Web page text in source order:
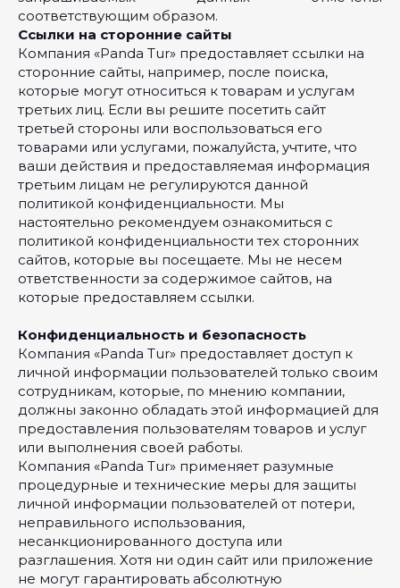
соответствующим образом.
Ссылки на сторонние сайты
Компания «Panda Tur» предоставляет ссылки на
сторонние сайты, например, после поиска,
которые могут относиться к товарам и услугам
третьих лиц. Если вы решите посетить сайт
третьей стороны или воспользоваться его
товарами или услугами, пожалуйста, учтите, что
ваши действия и предоставляемая информация
третьим лицам не регулируются данной
политикой конфиденциальности. Мы
настоятельно рекомендуем ознакомиться с
политикой конфиденциальности тех сторонних
сайтов, которые вы посещаете. Мы не несем
ответственности за содержимое сайтов, на
которые предоставляем ссылки.
Конфиденциальность и безопасность
Компания «Panda Tur» предоставляет доступ к
личной информации пользователей только своим
сотрудникам, которые, по мнению компании,
должны законно обладать этой информацией для
предоставления пользователям товаров и услуг
или выполнения своей работы.
Компания «Panda Tur» применяет разумные
процедурные и технические меры для защиты
личной информации пользователей от потери,
неправильного использования,
несанкционированного доступа или
разглашения. Хотя ни один сайт или приложение
не могут гарантировать абсолютную